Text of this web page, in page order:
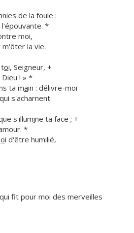
ies de la foule :
*
moi,
m'ôter la vie.
toi, Seigneur, +
! » *
ta main : délivre-moi
s'acharnent.
s'illumine ta face ; +
*
oi d'être humilié,
fit pour moi des merveilles